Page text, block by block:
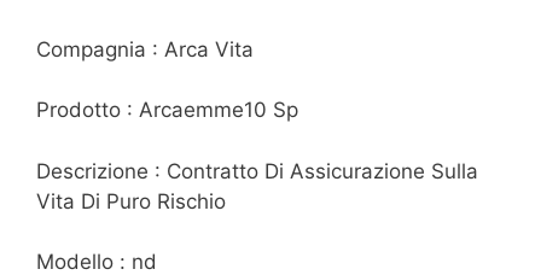
Compagnia : Arca Vita
Prodotto : Arcaemme10 Sp
Descrizione : Contratto Di Assicurazione Sulla
Vita Di Puro Rischio
Modello : nd